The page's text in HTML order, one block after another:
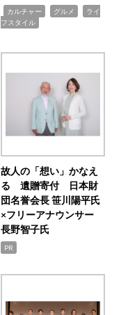
カルチャー グルメ
ライ
フスタイル
故人の「想い」かなえ
る 遺贈寄付 日本財
団名誉会長 笹川陽平氏
×フリーアナウンサー
長野智子氏
PR